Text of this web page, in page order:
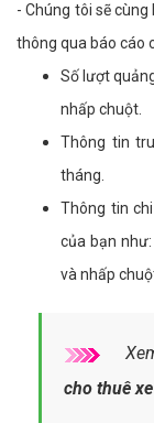
- Chúng tôi sẽ
thông qua báo cáo
Số lượt
nhấp chuột.
Thông tin
tháng.
Thông tin
của bạn
và nhấp
cho thuê